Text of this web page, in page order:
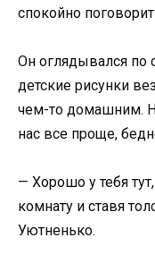
спокойно
Он оглядывался по
детские рисунки
чем-то домашним.
нас все проще,
— Хорошо у тебя
комнату и ставя
Уютненько.